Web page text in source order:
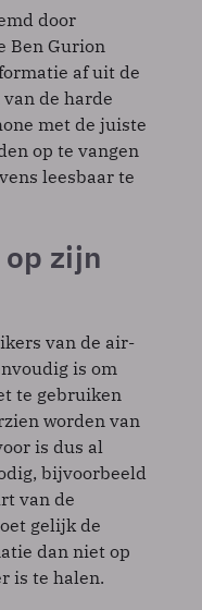
door
Ben Gurion
af uit de
de harde
met de juiste
op te vangen
leesbaar te
zijn
van de air-
is om
te gebruiken
worden van
is dus al
bijvoorbeeld
van de
gelijk de
dan niet op
is te halen.